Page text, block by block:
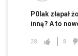
P0lak złapał
inną? A to
28 8